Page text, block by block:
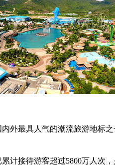
外最具人气的潮流旅游地标之
计接待游客超过5800万人次